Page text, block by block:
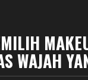
WAJAH